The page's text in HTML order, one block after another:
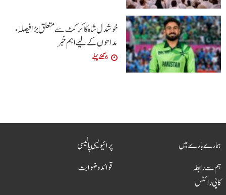
خوشدل شاہ کا کرکٹ سے متعلق بڑا فیصلہ،
مداحوں کے لیے اہم خبر
6 گھنٹے پہلے
ہمارے بارے میں
ہم سے رابطہ
پرائیویسی پالیسی
قوائد و ضوابت
کاپی رائٹس